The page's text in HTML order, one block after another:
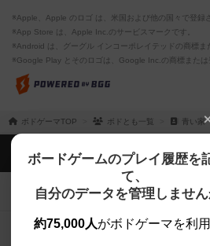
※Apple、Apple のロゴ は、米国および他の国々で登録
※App Store は、Apple Inc.のサービスマークです。
※Android は、グーグル インコーポレイテッドの商標ま
※Google Play とそのロゴは、Google Inc.の商標または
ボドゲーマTOP ボドとも一覧 青い家
ボードゲームのプレイ履歴を
て、
自分のデータを管理しません
約75,000人がボドゲーマを利用
ボドゲーマTOP
ボードゲームを検索する
ボードゲームの新着レビュー